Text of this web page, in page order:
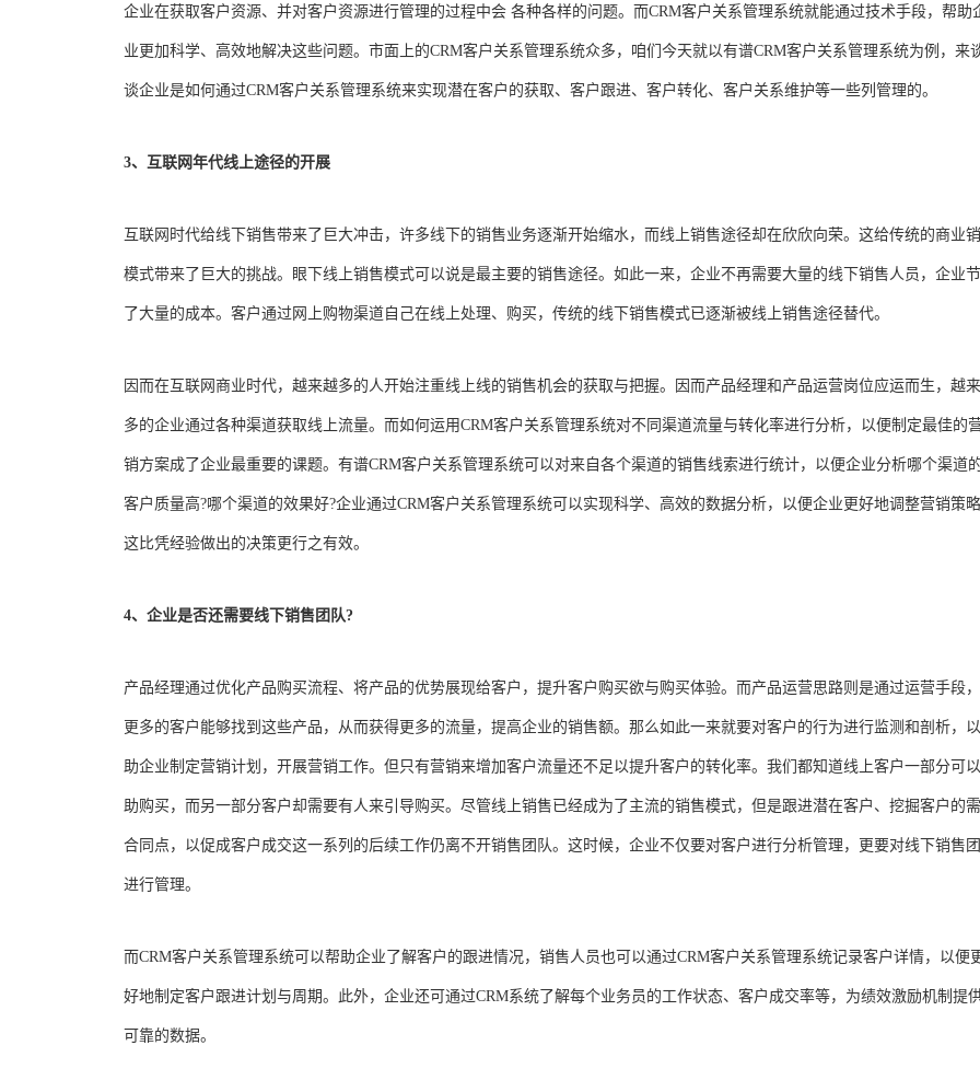
企业在获取客户资源、并对客户资源进行管理的过程中会 各种各样的问题。而CRM客户关系管理系统就能通过技术手段，帮助
业更加科学、高效地解决这些问题。市面上的CRM客户关系管理系统众多，咱们今天就以有谱CRM客户关系管理系统为例，来
谈企业是如何通过CRM客户关系管理系统来实现潜在客户的获取、客户跟进、客户转化、客户关系维护等一些列管理的。
3、互联网年代线上途径的开展
互联网时代给线下销售带来了巨大冲击，许多线下的销售业务逐渐开始缩水，而线上销售途径却在欣欣向荣。这给传统的商业
模式带来了巨大的挑战。眼下线上销售模式可以说是最主要的销售途径。如此一来，企业不再需要大量的线下销售人员，企业
了大量的成本。客户通过网上购物渠道自己在线上处理、购买，传统的线下销售模式已逐渐被线上销售途径替代。
因而在互联网商业时代，越来越多的人开始注重线上线的销售机会的获取与把握。因而产品经理和产品运营岗位应运而生，越
多的企业通过各种渠道获取线上流量。而如何运用CRM客户关系管理系统对不同渠道流量与转化率进行分析，以便制定最佳的
销方案成了企业最重要的课题。有谱CRM客户关系管理系统可以对来自各个渠道的销售线索进行统计，以便企业分析哪个渠道
客户质量高?哪个渠道的效果好?企业通过CRM客户关系管理系统可以实现科学、高效的数据分析，以便企业更好地调整营销策略
这比凭经验做出的决策更行之有效。
4、企业是否还需要线下销售团队?
产品经理通过优化产品购买流程、将产品的优势展现给客户，提升客户购买欲与购买体验。而产品运营思路则是通过运营手段
更多的客户能够找到这些产品，从而获得更多的流量，提高企业的销售额。那么如此一来就要对客户的行为进行监测和剖析，
助企业制定营销计划，开展营销工作。但只有营销来增加客户流量还不足以提升客户的转化率。我们都知道线上客户一部分可
助购买，而另一部分客户却需要有人来引导购买。尽管线上销售已经成为了主流的销售模式，但是跟进潜在客户、挖掘客户的
合同点，以促成客户成交这一系列的后续工作仍离不开销售团队。这时候，企业不仅要对客户进行分析管理，更要对线下销售
进行管理。
而CRM客户关系管理系统可以帮助企业了解客户的跟进情况，销售人员也可以通过CRM客户关系管理系统记录客户详情，以便
好地制定客户跟进计划与周期。此外，企业还可通过CRM系统了解每个业务员的工作状态、客户成交率等，为绩效激励机制提
可靠的数据。